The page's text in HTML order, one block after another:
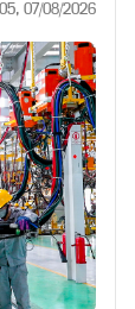
07/08/2026